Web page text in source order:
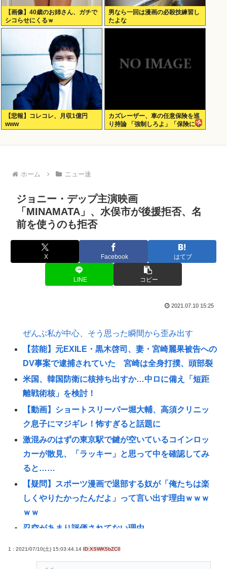
【画像】40歳のお姉さん、ガチで
シコらせにくるｗ
男なら一回は漫画の必殺技練習し
たよな
【悲報】コレコレ、月収1億円
www
カズレーザー、車の任意保険を巡
り持論 「強制しろよ」「保険にも
ホーム ニュー速
ジョニー・デップ主演映画
「MINAMATA」、水俣市が後援拒否、名
前を使うのも拒否
X Facebook はてブ
LINE コピー
2021.07.10 15:25
ぜんぶ私が中心、そう思った瞬間から歪み出す
【芸能】元EXILE・黒木啓司、妻・宮崎麗果被告への
DV事案で逮捕されていた 宮崎は全身打撲、頭部裂
米国、韓国防衛に核持ち出すか…中ロに備え「短距
離戦術核」を検討！
【動画】ショートスリーパー堀大輔、高須クリニッ
ク息子にマジギレ！怖すぎると話題に
激混みのはずの東京駅で鍵が空いているコインロッ
カーが散見、「ラッキー」と思って中を確認してみ
ると……
【疑問】スポーツ漫画で退部する奴が「俺たちは楽
しくやりたかったんだよ」って言い出す理由ｗｗｗ
ｗｗ
忍空があまり評価されてない理由
1 : 2021/07/10(土) 15:03:44.14 ID:XSWK5bZC0